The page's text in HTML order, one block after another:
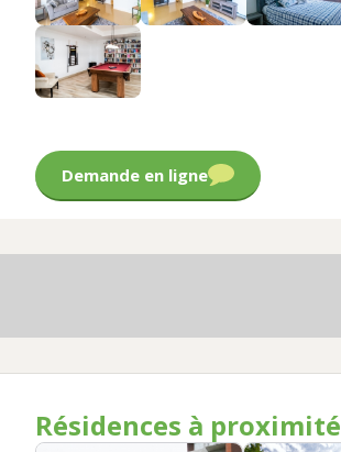
Demande en ligne
Résidences à proximité